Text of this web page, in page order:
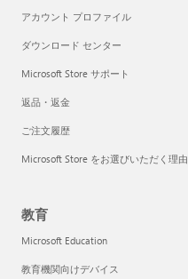
アカウント プロファイル
ダウンロード センター
Microsoft Store サポート
返品・返金
ご注文履歴
Microsoft Store をお選びいただく理由
教育
Microsoft Education
教育機関向けデバイス